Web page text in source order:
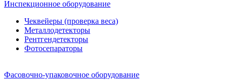
Инспекционное оборудование
Чеквейеры (проверка веса)
Металлодетекторы
Рентгендетекторы
Фотосепараторы
Фасовочно-упаковочное оборудование